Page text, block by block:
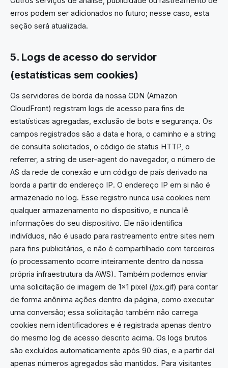
erros podem ser adicionados no futuro; nesse caso, esta
seção será atualizada.
5. Logs de acesso do servidor
(estatísticas sem cookies)
Os servidores de borda da nossa CDN (Amazon
CloudFront) registram logs de acesso para fins de
estatísticas agregadas, exclusão de bots e segurança. Os
campos registrados são a data e hora, o caminho e a string
de consulta solicitados, o código de status HTTP, o
referrer, a string de user-agent do navegador, o número de
AS da rede de conexão e um código de país derivado na
borda a partir do endereço IP. O endereço IP em si não é
armazenado no log. Esse registro nunca usa cookies nem
qualquer armazenamento no dispositivo, e nunca lê
informações do seu dispositivo. Ele não identifica
indivíduos, não é usado para rastreamento entre sites nem
para fins publicitários, e não é compartilhado com terceiros
(o processamento ocorre inteiramente dentro da nossa
própria infraestrutura da AWS). Também podemos enviar
uma solicitação de imagem de 1x1 pixel (/px.gif) para contar
de forma anônima ações dentro da página, como executar
uma conversão; essa solicitação também não carrega
cookies nem identificadores e é registrada apenas dentro
do mesmo log de acesso descrito acima. Os logs brutos
são excluídos automaticamente após 90 dias, e a partir daí
apenas números agregados são mantidos. Para visitantes